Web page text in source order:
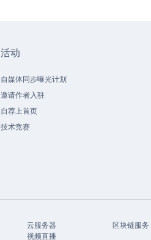
活动
自媒体同步曝光计划
邀请作者入驻
自荐上首页
技术竞赛
云服务器 区块链服务
视频直播